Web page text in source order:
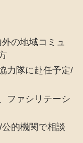
の地域コミュ
力隊に赴任予定/
ファシリテーシ
的機関で相談